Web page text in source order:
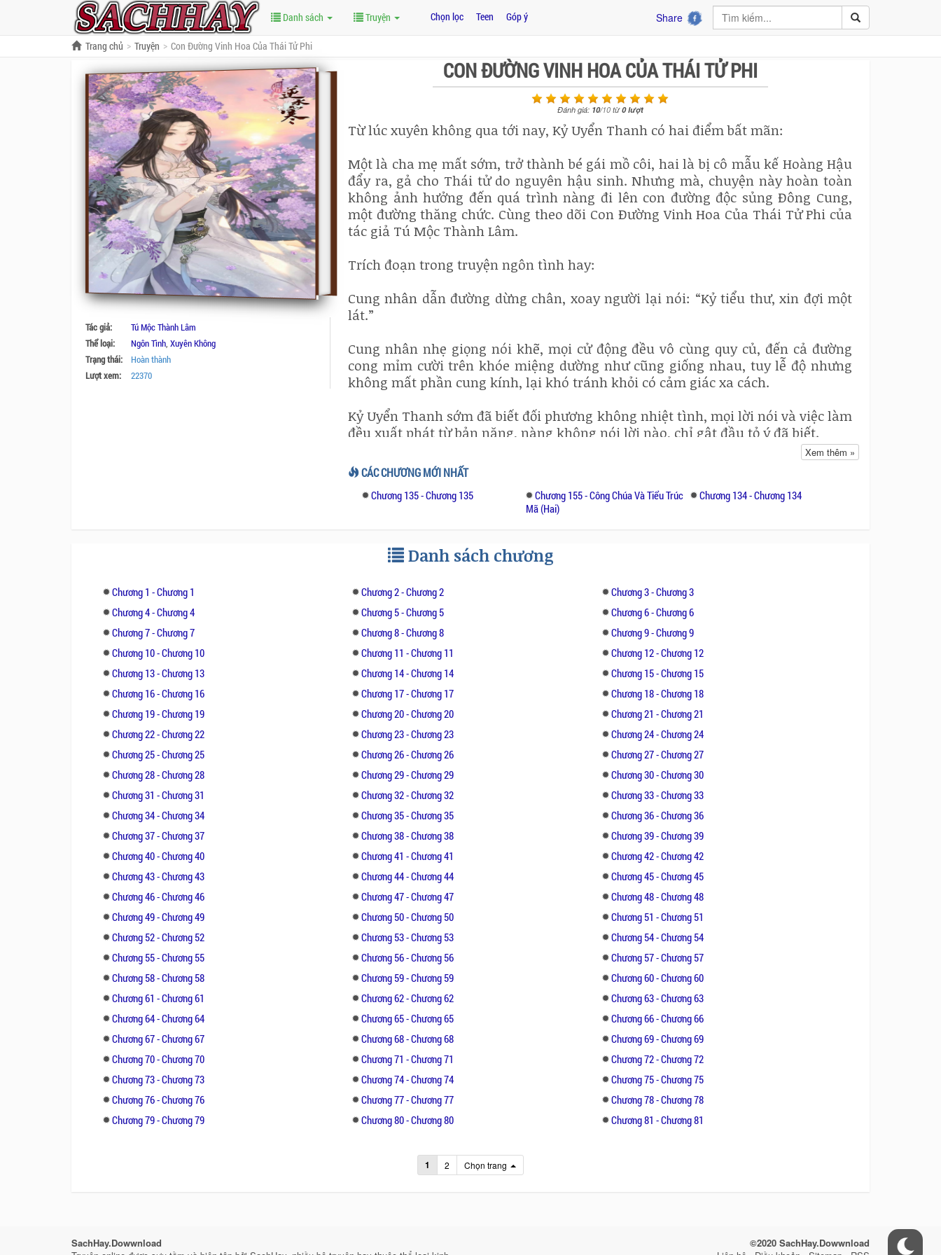
Danh sách Truyện Chọn lọc Teen Góp ý Share
Trang chủ Truyện Con Đường Vinh Hoa Của Thái Tử Phi
Tác giả:
Tú Mộc Thành Lâm
Thể loại:
Ngôn Tình, Xuyên Không
Trạng thái:
Hoàn thành
Lượt xem:
22370
CON ĐƯỜNG VINH HOA CỦA THÁI TỬ PHI
Đánh giá: 10/10từ0lượt
Từ lúc xuyên không qua tới nay, Kỷ Uyển Thanh có hai điểm bất mãn:
Một là cha mẹ mất sớm, trở thành bé gái mồ côi, hai là bị cô mẫu kế Hoàng Hậu
đẩy ra, gả cho Thái tử do nguyên hậu sinh. Nhưng mà, chuyện này hoàn toàn
không ảnh hưởng đến quá trình nàng đi lên con đường độc sủng Đông Cung,
một đường thăng chức. Cùng theo dõi Con Đường Vinh Hoa Của Thái Tử Phi của
tác giả Tú Mộc Thành Lâm.
Trích đoạn trong truyện ngôn tình hay:
Cung nhân dẫn đường dừng chân, xoay người lại nói: “Kỷ tiểu thư, xin đợi một
lát.”
Cung nhân nhẹ giọng nói khẽ, mọi cử động đều vô cùng quy củ, đến cả đường
cong mỉm cười trên khóe miệng dường như cũng giống nhau, tuy lễ độ nhưng
không mất phần cung kính, lại khó tránh khỏi có cảm giác xa cách.
Kỷ Uyển Thanh sớm đã biết đối phương không nhiệt tình, mọi lời nói và việc làm
đều xuất phát từ bản năng, nàng không nói lời nào, chỉ gật đầu tỏ ý đã biết.
Hai người không tiếp tục nói chuyện, Kỷ Uyển Thanh ngước mắt bình tĩnh đánh
giá cung điện rộng lớn phía trước. Bề mặt rộng chín gian, tấm bình phong màu
đỏ thẫm, cột trụ hành lang màu đỏ hồng to đến mức một người không thể ôm
hết, trên giữa chính điện treo một tấm biển xanh da trời, ba con rồng sống động
Xem thêm »
CÁC CHƯƠNG MỚI NHẤT
Chương 135 - Chương 135
Chương 155 - Công Chúa Và Tiểu Trúc
Mã (Hai)
Chương 134 - Chương 134
Danh sách chương
Chương 1 - Chương 1 Chương 2 - Chương 2
Chương 3 - Chương 3
Chương 4 - Chương 4
Chương 5 - Chương 5
Chương 6 - Chương 6
Chương 7 - Chương 7
Chương 8 - Chương 8
Chương 9 - Chương 9
Chương 10 - Chương 10
Chương 11 - Chương 11
Chương 12 - Chương 12
Chương 13 - Chương 13
Chương 14 - Chương 14
Chương 15 - Chương 15
Chương 16 - Chương 16
Chương 17 - Chương 17
Chương 18 - Chương 18
Chương 19 - Chương 19
Chương 20 - Chương 20
Chương 21 - Chương 21
Chương 22 - Chương 22
Chương 23 - Chương 23
Chương 24 - Chương 24
Chương 25 - Chương 25
Chương 26 - Chương 26
Chương 27 - Chương 27
Chương 28 - Chương 28
Chương 29 - Chương 29
Chương 30 - Chương 30
Chương 31 - Chương 31
Chương 32 - Chương 32
Chương 33 - Chương 33
Chương 34 - Chương 34
Chương 35 - Chương 35
Chương 36 - Chương 36
Chương 37 - Chương 37
Chương 38 - Chương 38
Chương 39 - Chương 39
Chương 40 - Chương 40
Chương 41 - Chương 41
Chương 42 - Chương 42
Chương 43 - Chương 43
Chương 44 - Chương 44
Chương 45 - Chương 45
Chương 46 - Chương 46
Chương 47 - Chương 47
Chương 48 - Chương 48
Chương 49 - Chương 49
Chương 50 - Chương 50
Chương 51 - Chương 51
Chương 52 - Chương 52
Chương 53 - Chương 53
Chương 54 - Chương 54
Chương 55 - Chương 55
Chương 56 - Chương 56
Chương 57 - Chương 57
Chương 58 - Chương 58
Chương 59 - Chương 59
Chương 60 - Chương 60
Chương 61 - Chương 61
Chương 62 - Chương 62
Chương 63 - Chương 63
Chương 64 - Chương 64
Chương 65 - Chương 65
Chương 66 - Chương 66
Chương 67 - Chương 67
Chương 68 - Chương 68
Chương 69 - Chương 69
Chương 70 - Chương 70
Chương 71 - Chương 71
Chương 72 - Chương 72
Chương 73 - Chương 73
Chương 74 - Chương 74
Chương 75 - Chương 75
Chương 76 - Chương 76
Chương 77 - Chương 77
Chương 78 - Chương 78
Chương 79 - Chương 79
Chương 80 - Chương 80 Chương 81 - Chương 81
1 2 Chọn trang
SachHay.Dowwnload
©2020 SachHay.Dowwnload